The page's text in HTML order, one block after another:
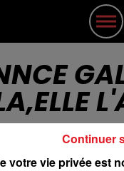
votre vie privée est
Continuer